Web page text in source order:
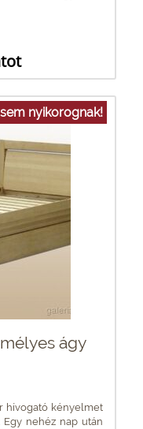
nyikorognak!
ágy
hívogató kényelmet
Egy nehéz nap után